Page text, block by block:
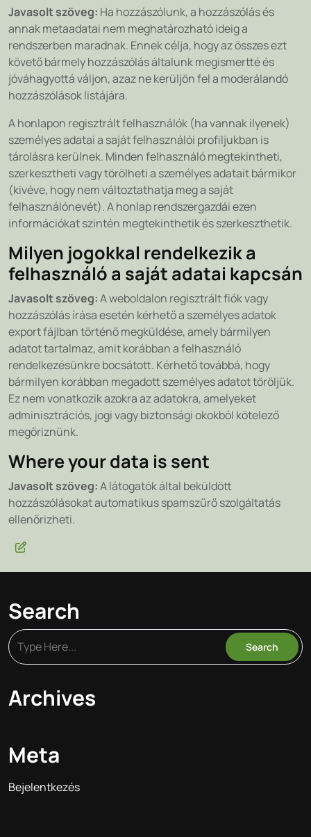
Javasolt szöveg: Ha hozzászólunk, a hozzászólás és
annak metaadatai nem meghatározható ideig a
rendszerben maradnak. Ennek célja, hogy az összes ezt
követő bármely hozzászólás általunk megismertté és
jóváhagyottá váljon, azaz ne kerüljön fel a moderálandó
hozzászólások listájára.
A honlapon regisztrált felhasználók (ha vannak ilyenek)
személyes adatai a saját felhasználói profiljukban is
tárolásra kerülnek. Minden felhasználó megtekintheti,
szerkesztheti vagy törölheti a személyes adatait bármikor
(kivéve, hogy nem változtathatja meg a saját
felhasználónevét). A honlap rendszergazdái ezen
információkat szintén megtekinthetik és szerkeszthetik.
Milyen jogokkal rendelkezik a
felhasználó a saját adatai kapcsán
Javasolt szöveg:A weboldalon regisztrált fiók vagy
hozzászólás írása esetén kérhető a személyes adatok
export fájlban történő megküldése, amely bármilyen
adatot tartalmaz, amit korábban a felhasználó
rendelkezésünkre bocsátott. Kérhető továbbá, hogy
bármilyen korábban megadott személyes adatot töröljük.
Ez nem vonatkozik azokra az adatokra, amelyeket
adminisztrációs, jogi vagy biztonsági okokból kötelező
megőriznünk.
Where your data is sent
Javasolt szöveg:A látogatók által beküldött
hozzászólásokat automatikus spamszűrő szolgáltatás
ellenőrizheti.
Search
Archives
Meta
Bejelentkezés